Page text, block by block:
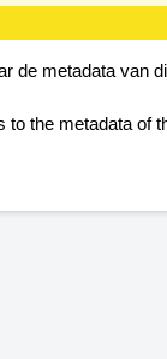
de metadata van
to the metadata of